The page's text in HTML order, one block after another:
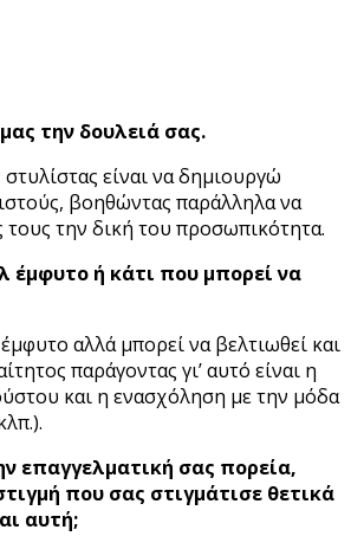
την δουλειά σας.
είναι να δημιουργώ
βοηθώντας παράλληλα να
τους την δική του προσωπικότητα.
έμφυτο ή κάτι που μπορεί να
αλλά μπορεί να βελτιωθεί και
παράγοντας γι’ αυτό είναι η
και η ενασχόληση με την μόδα
επαγγελματική σας πορεία,
που σας στιγμάτισε θετικά
αυτή;